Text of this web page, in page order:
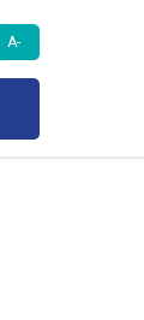
A-